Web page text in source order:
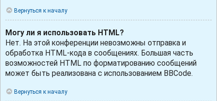
Вернуться к началу
Могу ли я использовать HTML?
Нет. На этой конференции невозможны отправка и
обработка HTML-кода в сообщениях. Большая часть
возможностей HTML по форматированию сообщений
может быть реализована с использованием BBCode.
Вернуться к началу